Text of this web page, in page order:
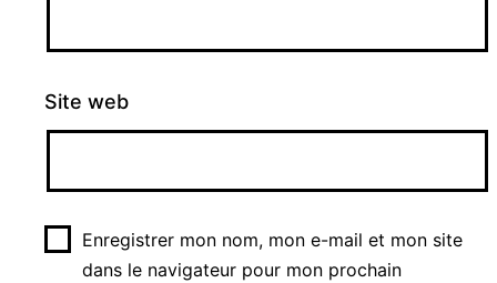
Site web
Enregistrer mon nom, mon e-mail et mon site
dans le navigateur pour mon prochain